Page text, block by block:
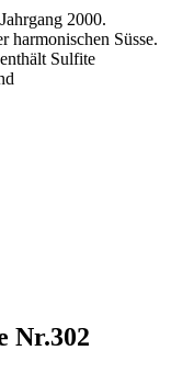
2000.
harmonischen Süsse.
enthält Sulfite
Nr.302